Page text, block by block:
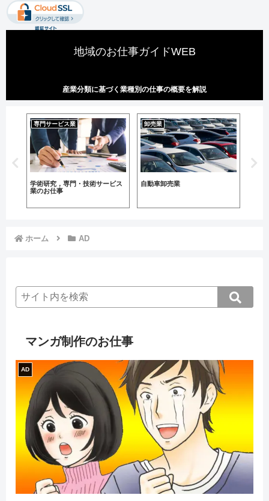
地域のお仕事ガイドWEB
産業分類に基づく業種別の仕事の概要を解説
専門サービス業
学術研究，専門・技術サービス
業のお仕事
卸売業
自動車卸売業
ホーム AD
マンガ制作のお仕事
AD